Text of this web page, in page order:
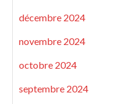
décembre 2024
novembre 2024
octobre 2024
septembre 2024